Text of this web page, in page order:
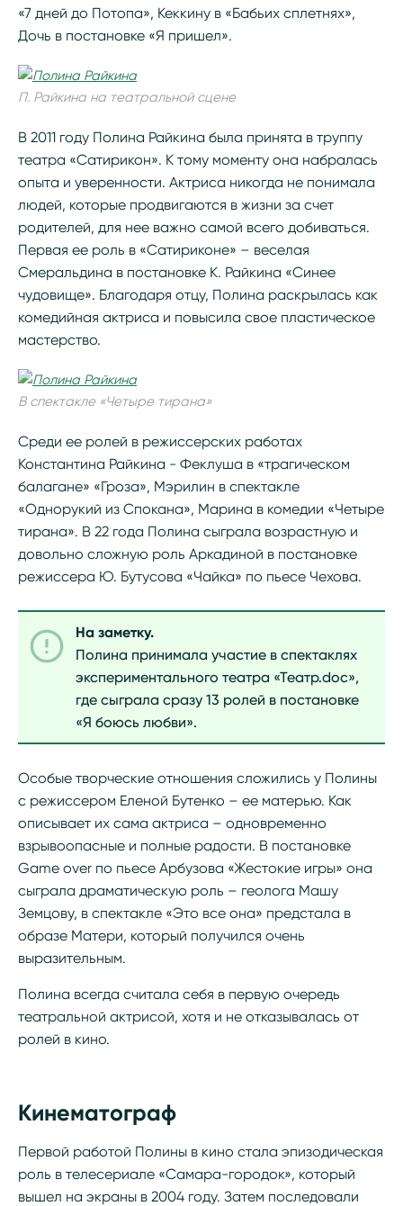
«7 дней до Потопа», Кеккину в «Бабьих сплетнях»,
Дочь в постановке «Я пришел».
П. Райкина на театральной сцене
В 2011 году Полина Райкина была принята в труппу
театра «Сатирикон». К тому моменту она набралась
опыта и уверенности. Актриса никогда не понимала
людей, которые продвигаются в жизни за счет
родителей, для нее важно самой всего добиваться.
Первая ее роль в «Сатириконе» – веселая
Смеральдина в постановке К. Райкина «Синее
чудовище». Благодаря отцу, Полина раскрылась как
комедийная актриса и повысила свое пластическое
мастерство.
В спектакле «Четыре тирана»
Среди ее ролей в режиссерских работах
Константина Райкина - Феклуша в «трагическом
балагане» «Гроза», Мэрилин в спектакле
«Однорукий из Спокана», Марина в комедии «Четыре
тирана». В 22 года Полина сыграла возрастную и
довольно сложную роль Аркадиной в постановке
режиссера Ю. Бутусова «Чайка» по пьесе Чехова.
На заметку.
Полина принимала участие в спектаклях
экспериментального театра «Театр.doc»,
где сыграла сразу 13 ролей в постановке
«Я боюсь любви».
Особые творческие отношения сложились у Полины
с режиссером Еленой Бутенко – ее матерью. Как
описывает их сама актриса – одновременно
взрывоопасные и полные радости. В постановке
Game over по пьесе Арбузова «Жестокие игры» она
сыграла драматическую роль – геолога Машу
Земцову, в спектакле «Это все она» предстала в
образе Матери, который получился очень
выразительным.
Полина всегда считала себя в первую очередь
театральной актрисой, хотя и не отказывалась от
ролей в кино.
Кинематограф
Первой работой Полины в кино стала эпизодическая
роль в телесериале «Самара-городок», который
вышел на экраны в 2004 году. Затем последовали